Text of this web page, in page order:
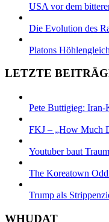
USA vor dem
Die Evolution des
Platons
LETZTE
Pete Buttigieg:
FKJ – „How Much
Youtuber baut
The Koreatown
Trump als
WHUDAT